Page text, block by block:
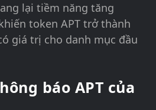
lại tiềm năng tăng
token APT trở thành
giá trị cho danh mục đầu
báo APT của